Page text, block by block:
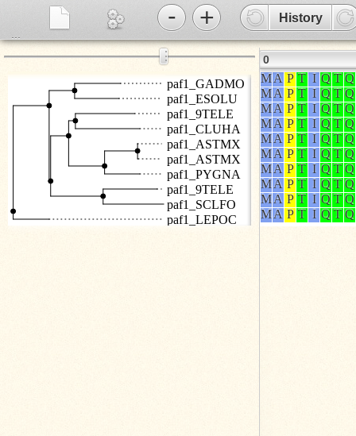
- + History
paf1_GADMO
paf1_ESOLU
paf1_9TELE
paf1_CLUHA
paf1_ASTMX
paf1_ASTMX
paf1_PYGNA
paf1_9TELE
paf1_SCLFO
paf1_LEPOC
⋮ 0